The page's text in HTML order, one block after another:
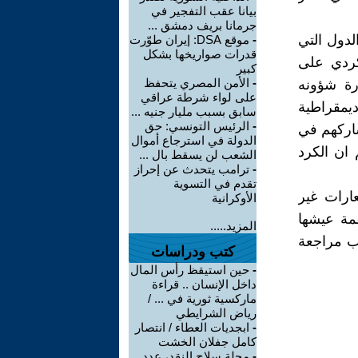
التي
على
شؤونه
في
ان الكرد
غير
عيشها
مراجعة
بيانا عقب التفجير في
جرمانا بريف دمشق ...
-
موقع DSA: إيران طوّرت
قدرات صواريخها بشكل
كبير
- الأمن المصري يتحفظ
على لواء شرطة عراقي
سابق بسبب مليار جنيه ...
- الرئيس التونسي: حق
الدولة في استرجاع أموال
الشعب لن يسقط بال ...
- ترامب يتحدث عن إحراز
تقدم في التسوية
الأوكرانية
المزيد.....
كتب ودراسات
- حين استيقظ رأس المال
داخل الإنسان .. قراءة
ماركسية ثورية في ... /
رياض الشرايطي
- ابجديات العطاء / انتصار
كامل جفلان الخشت